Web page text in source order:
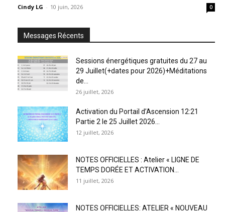
Cindy LG - 10 juin, 2026 0
Messages Récents
Sessions énergétiques gratuites du 27 au
29 Juillet(+dates pour 2026)+Méditations
de...
26 juillet, 2026
Activation du Portail d’Ascension 12:21
Partie 2 le 25 Juillet 2026...
12 juillet, 2026
NOTES OFFICIELLES : Atelier « LIGNE DE
TEMPS DORÉE ET ACTIVATION...
11 juillet, 2026
NOTES OFFICIELLES: ATELIER « NOUVEAU